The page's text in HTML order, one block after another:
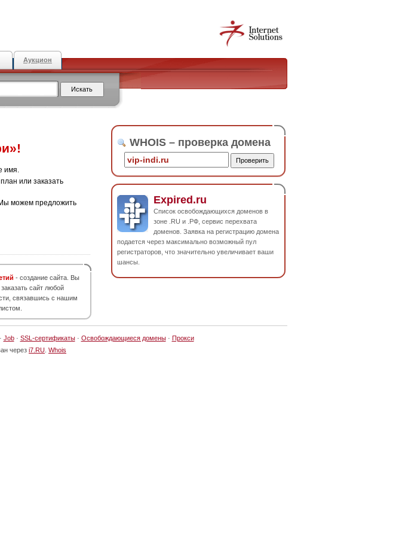
Аукцион
имя.
или заказать
Мы можем предложить
- создание сайта. Вы
сайт любой
связавшись с нашим
WHOIS – проверка домена
Expired.ru
Список освобождающихся доменов в
зоне .RU и .РФ, сервис перехвата
доменов. Заявка на регистрацию домена
подается через максимально возможный пул
регистраторов, что значительно увеличивает ваши
шансы.
Job· SSL-сертификаты· Освобождающиеся домены· Прокси
через i7.RU Whois